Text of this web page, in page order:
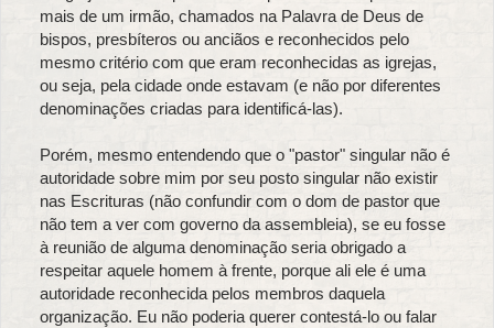
mais de um irmão, chamados na Palavra de Deus de
bispos, presbíteros ou anciãos e reconhecidos pelo
mesmo critério com que eram reconhecidas as igrejas,
ou seja, pela cidade onde estavam (e não por diferentes
denominações criadas para identificá-las).
Porém, mesmo entendendo que o "pastor" singular não é
autoridade sobre mim por seu posto singular não existir
nas Escrituras (não confundir com o dom de pastor que
não tem a ver com governo da assembleia), se eu fosse
à reunião de alguma denominação seria obrigado a
respeitar aquele homem à frente, porque ali ele é uma
autoridade reconhecida pelos membros daquela
organização. Eu não poderia querer contestá-lo ou falar